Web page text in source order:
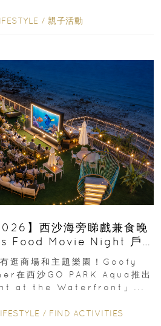
/ 親子活動
】西沙海旁睇戲兼食晚
Food Movie Night 戶
逛商場和主題樂園！Goofy
在西沙GO PARK Aqua推出
at the Waterfront」...
/ FIND ACTIVITIES